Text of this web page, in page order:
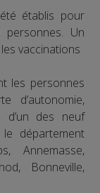
établis pour
Un
vaccinations
les personnes
d’un des neuf
département
Annemasse,
Bonneville,